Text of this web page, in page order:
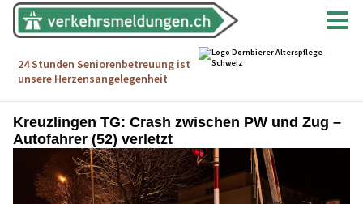
Kreuzlingen TG: Crash zwischen PW und Zug –
Autofahrer (52) verletzt